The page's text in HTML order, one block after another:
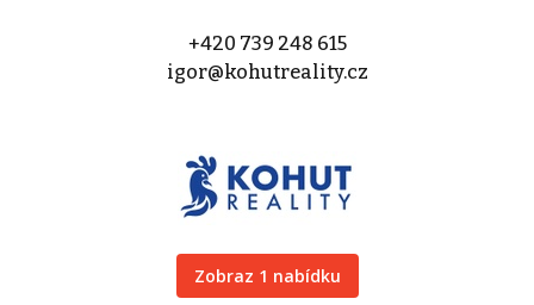
+420 739 248 615
igor@kohutreality.cz
Zobraz 1 nabídku